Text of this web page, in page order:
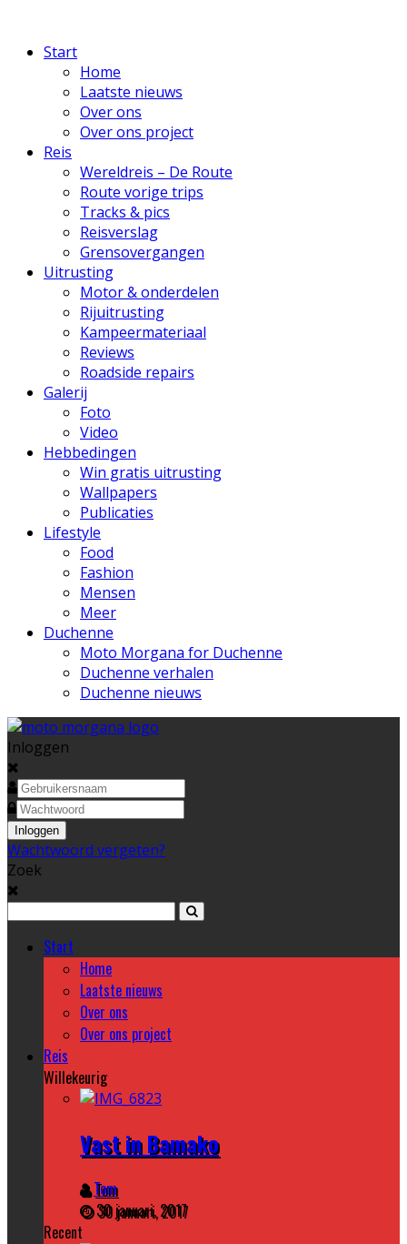
Start
Home
Laatste nieuws
Over ons
Over ons project
Reis
Wereldreis – De Route
Route vorige trips
Tracks & pics
Reisverslag
Grensovergangen
Uitrusting
Motor & onderdelen
Rijuitrusting
Kampeermateriaal
Reviews
Roadside repairs
Galerij
Foto
Video
Hebbedingen
Win gratis uitrusting
Wallpapers
Publicaties
Lifestyle
Food
Fashion
Mensen
Meer
Duchenne
Moto Morgana for Duchenne
Duchenne verhalen
Duchenne nieuws
Inloggen
Wachtwoord vergeten?
Zoek
Start
Home
Laatste nieuws
Over ons
Over ons project
Reis
Willekeurig
Vast in Bamako
Tom
30 januari, 2017
Recent